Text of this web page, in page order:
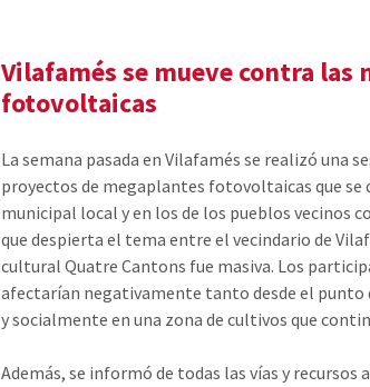
Vilafamés se mueve contra las
fotovoltaicas
La semana pasada en Vilafamés se realizó una
proyectos de megaplantes fotovoltaicas que
municipal local y en los de los pueblos vecinos
que despierta el tema entre el vecindario de
cultural Quatre Cantons fue masiva. Los
afectarían negativamente tanto desde el
y socialmente en una zona de cultivos que
Además, se informó de todas las vías y